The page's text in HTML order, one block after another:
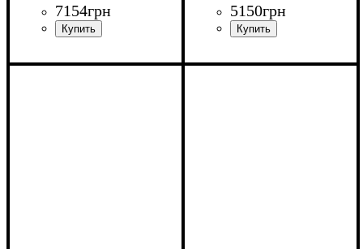
7154грн
Ширина: 164,2 см
5150грн
Ширина: 164,6 см